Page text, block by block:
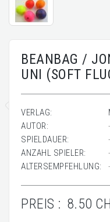
BEANBAG /
UNI (SOFT
VERLAG:
AUTOR:
-
SPIELDAUER:
-
ANZAHL SPIELER:
-
ALTERSEMPFEHLUNG:
-
PREIS : 8.50